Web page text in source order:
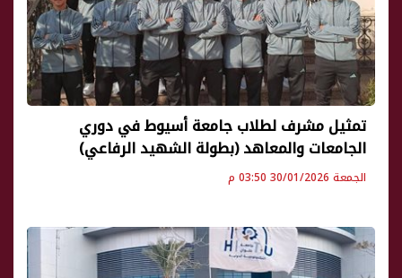
تمثيل مشرف لطلاب جامعة أسيوط في دوري
الجامعات والمعاهد (بطولة الشهيد الرفاعي)
الجمعة 30/01/2026 03:50 م